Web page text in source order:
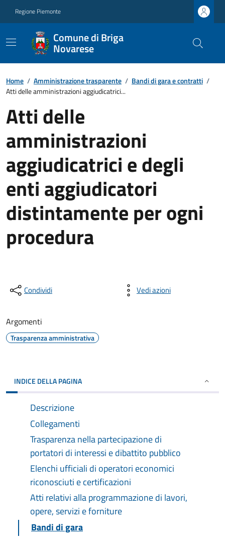
Regione Piemonte
Comune di Briga
Novarese
Home / Amministrazione trasparente / Bandi di gara e contratti /
Atti delle amministrazioni aggiudicatrici...
Atti delle
amministrazioni
aggiudicatrici e degli
enti aggiudicatori
distintamente per ogni
procedura
Condividi Vedi azioni
Argomenti
Trasparenza amministrativa
INDICE DELLA PAGINA
Descrizione
Collegamenti
Trasparenza nella partecipazione di
portatori di interessi e dibattito pubblico
Elenchi ufficiali di operatori economici
riconosciuti e certificazioni
Atti relativi alla programmazione di lavori,
opere, servizi e forniture
Bandi di gara